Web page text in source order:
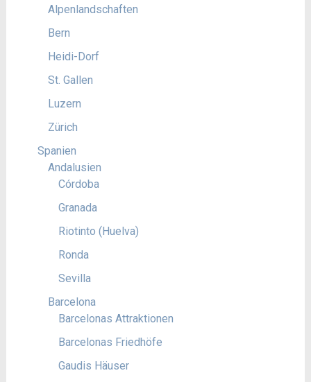
Alpenlandschaften
Bern
Heidi-Dorf
St. Gallen
Luzern
Zürich
Spanien
Andalusien
Córdoba
Granada
Riotinto (Huelva)
Ronda
Sevilla
Barcelona
Barcelonas Attraktionen
Barcelonas Friedhöfe
Gaudis Häuser